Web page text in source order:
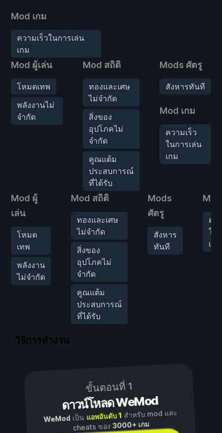
Mod เกม
ความเร็วในการเล่น
เกม
Mod ผู้เล่น
โหมดเทพ
พลังงานไม่
จำกัด
Mod สถิติ
ทองและเศษ
ไม่จำกัด
สิ่งของ
อุปโภคไม่
จำกัด
คูณแต้ม
ประสบการณ์
ที่ได้รับ
Mods ศัตรู
สังหารทันที
Mod เกม
ความเร็ว
ในการเล่น
เกม
Mod ผู้
เล่น
โหมด
เทพ
พลังงาน
ไม่จำกัด
Mod สถิติ
ทองและเศษ
ไม่จำกัด
สิ่งของ
อุปโภคไม่
จำกัด
คูณแต้ม
ประสบการณ์
ที่ได้รับ
Mods
ศัตรู
สังหาร
ทันที
คว
ใน
เล่
วิธีการทำงาน
ขั้นตอนที่ 1
ดาวน์โหลด WeMod
WeModเป็น แอพอันดับ 1 สำหรับ mod และ
cheats ของ3000+ เกม